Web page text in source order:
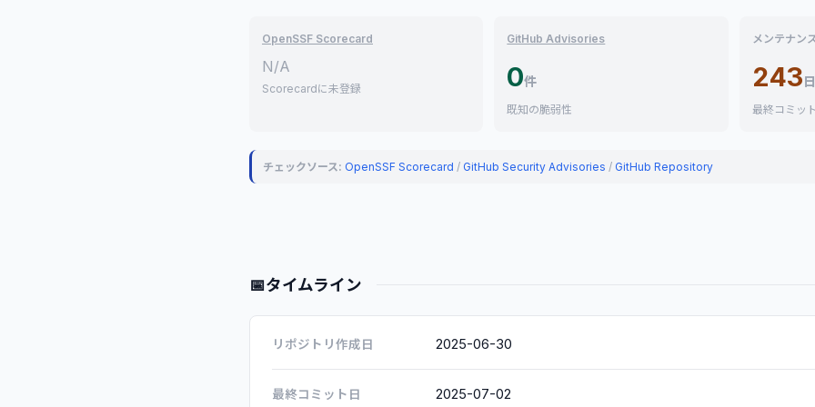
OpenSSF Scorecard
N/A
Scorecardに未登録
GitHub Advisories
0件
既知の脆弱性
メンテナン
243
最終コミット
チェックソース: OpenSSF Scorecard / GitHub Security Advisories / GitHub Repository
📅タイムライン
リポジトリ作成日 2025-06-30
最終コミット日 2025-07-02